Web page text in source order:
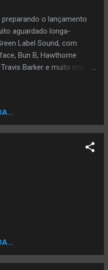
pessoa específica para
aos jovens e falar
O rapper Lindomar 3L ,
– MG e que atualmente
onde ministra oficinas
A abertura do evento
presidente do Conselho
o lançamento
aguardado longa-
Label Sound, com
Bun B, Hawthorne
Barker e muito mais.
Ghostface Killah) 6.
(feat. Bun B) 8. Get
Mayer Hawthorne) 10.
Jam (feat. Maxine
Williams) A little
sua gravadora , Green
os peixes andam de
Sound através do